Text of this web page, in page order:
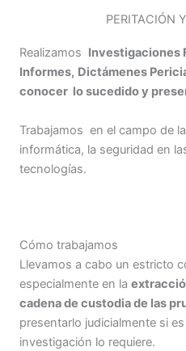
PERITACIÓN
Realizamos Investigaciones
Informes, Dictámenes
conocer lo sucedido y
Trabajamos en el campo de
informática, la seguridad en
tecnologías.
Cómo trabajamos
Llevamos a cabo un estricto
especialmente en la
cadena de custodia de las
presentarlo judicialmente si
investigación lo requiere.